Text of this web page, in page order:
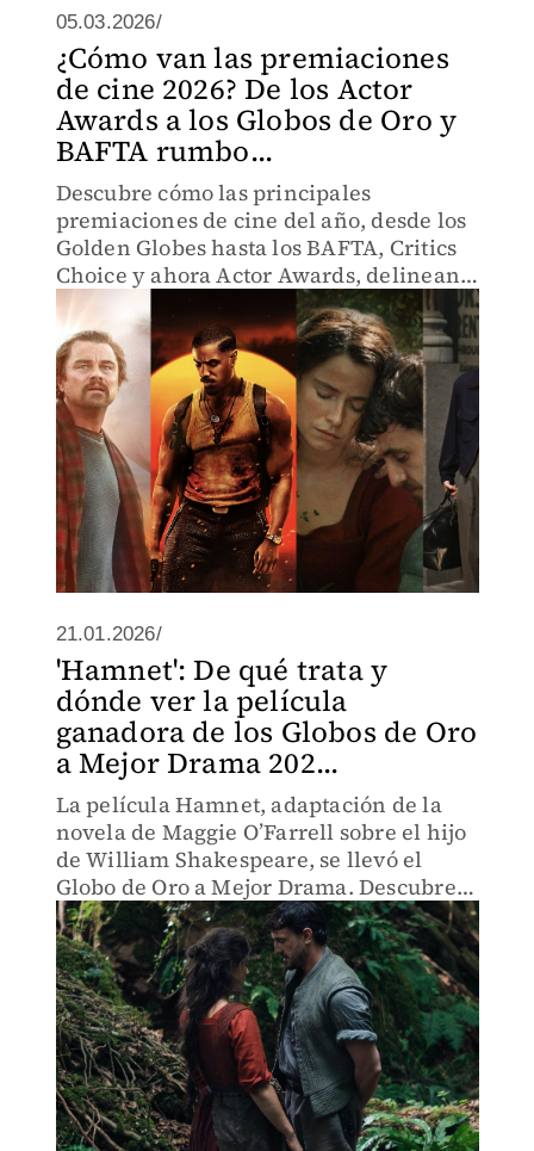
05.03.2026/
¿Cómo van las premiaciones
de cine 2026? De los Actor
Awards a los Globos de Oro y
BAFTA rumbo...
Descubre cómo las principales
premiaciones de cine del año, desde los
Golden Globes hasta los BAFTA, Critics
Choice y ahora Actor Awards, delinean
el camino rumbo a los Oscars 2026.
21.01.2026/
'Hamnet': De qué trata y
dónde ver la película
ganadora de los Globos de Oro
a Mejor Drama 202...
La película Hamnet, adaptación de la
novela de Maggie O’Farrell sobre el hijo
de William Shakespeare, se llevó el
Globo de Oro a Mejor Drama. Descubre
de qué trata, quiénes integran el elenco
y cuándo se estrenará en México.